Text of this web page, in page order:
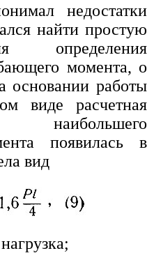
недостатки
найти простую
определения
момента, о
основании работы
виде расчетная
появилась в
вид